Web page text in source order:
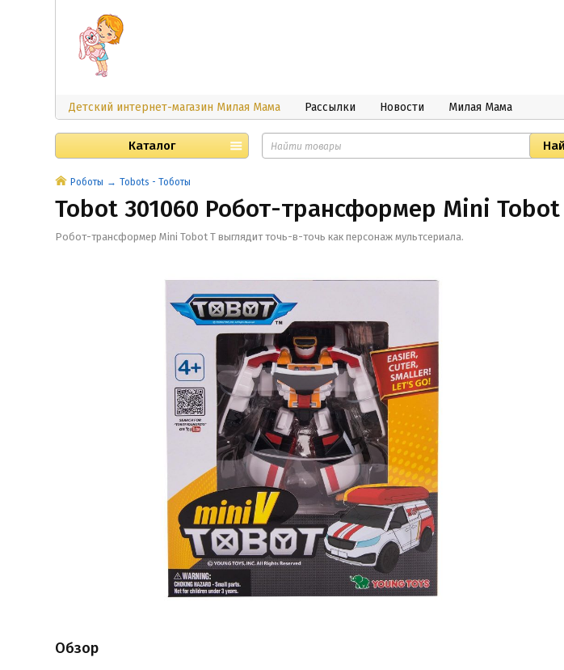
Детский интернет-магазин Милая Мама Рассылки Новости Милая Мама
Каталог
Роботы Tobots - Тоботы
Tobot 301060 Робот-трансформер Mini Tobot
Робот-трансформер Mini Tobot T выглядит точь-в-точь как персонаж мультсериала.
Обзор